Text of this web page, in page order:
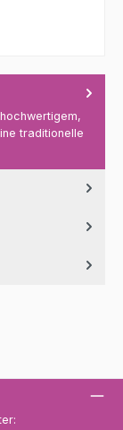
traditionelle